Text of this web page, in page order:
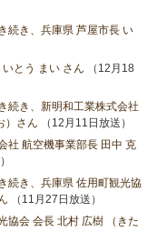
続き、兵庫県 芦屋市長 い
とう まい さん （12月18
続き、新明和工業株式会社
）さん （12月11日放送）
社 航空機事業部長 田中 克
続き、兵庫県 佐用町観光協
（11月27日放送）
協会 会長 北村 広樹 （きた